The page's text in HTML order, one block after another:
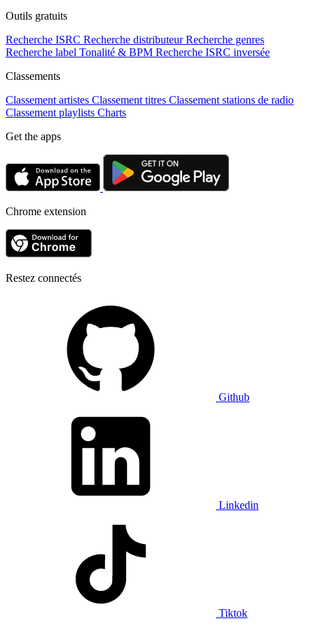
Outils gratuits
Recherche ISRC Recherche distributeur Recherche genres
Recherche label Tonalité & BPM Recherche ISRC inversée
Classements
Classement artistes Classement titres Classement stations de radio
Classement playlists Charts
Get the apps
Chrome extension
Restez connectés
Github
Linkedin
Tiktok